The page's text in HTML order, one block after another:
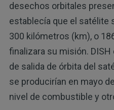
desechos orbitales
establecía que el satélite
300 kilómetros (km), o
finalizara su misión.
de salida de órbita del
se producirían en mayo
nivel de combustible y